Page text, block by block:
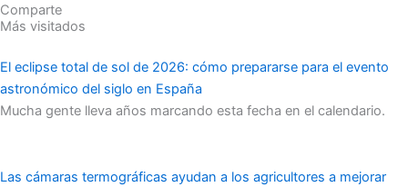
Comparte
Más visitados
El eclipse total de sol de 2026: cómo prepararse para el evento
astronómico del siglo en España
Mucha gente lleva años marcando esta fecha en el calendario.
Las cámaras termográficas ayudan a los agricultores a mejorar